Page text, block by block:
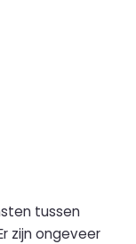
tussen
zijn ongeveer